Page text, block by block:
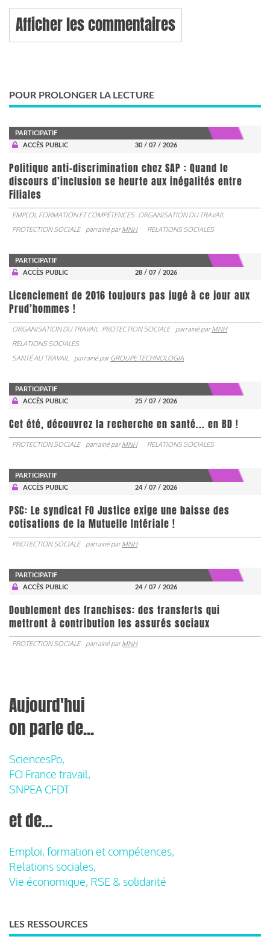
Afficher les commentaires
POUR PROLONGER LA LECTURE
PARTICIPATIF
ACCÈS PUBLIC
30 / 07 / 2026
Politique anti-discrimination chez SAP : Quand le
discours d’inclusion se heurte aux inégalités entre
Filiales
EMPLOI, FORMATION ET COMPÉTENCES ORGANISATION DU TRAVAIL
PROTECTION SOCIALE
parrainé parMNH RELATIONS SOCIALES
PARTICIPATIF
ACCÈS PUBLIC
28 / 07 / 2026
Licenciement de 2016 toujours pas jugé à ce jour aux
Prud’hommes !
ORGANISATION DU TRAVAIL PROTECTION SOCIALE parrainé parMNH
RELATIONS SOCIALES
SANTÉ AU TRAVAIL
parrainé parGROUPE TECHNOLOGIA
PARTICIPATIF
ACCÈS PUBLIC
25 / 07 / 2026
Cet été, découvrez la recherche en santé... en BD !
PROTECTION SOCIALE parrainé parMNH RELATIONS SOCIALES
PARTICIPATIF
ACCÈS PUBLIC
24 / 07 / 2026
PSC: Le syndicat FO Justice exige une baisse des
cotisations de la Mutuelle Intériale !
PROTECTION SOCIALE parrainé parMNH
PARTICIPATIF
ACCÈS PUBLIC
24 / 07 / 2026
Doublement des franchises: des transferts qui
mettront à contribution les assurés sociaux
PROTECTION SOCIALE parrainé parMNH
Aujourd'hui
on parle de...
SciencesPo,
FO France travail,
SNPEA CFDT
et de...
Emploi, formation et compétences,
Relations sociales,
Vie économique, RSE & solidarité
LES RESSOURCES